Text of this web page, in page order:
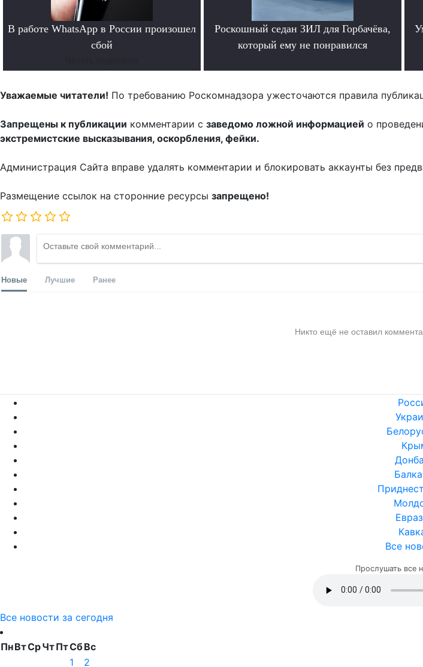
В работе WhatsApp в России произошел
сбой
Роскошный седан ЗИЛ для Горбачёва,
который ему не понравился
Уважаемые читатели! По требованию Роскомнадзора ужесточаются правила
Запрещены к публикации комментарии с заведомо ложной информацией о
экстремистские высказывания, оскорбления, фейки.
Администрация Сайта вправе удалять комментарии и блокировать аккаунты без
Размещение ссылок на сторонние ресурсы запрещено!
Новые Лучшие Ранее
Никто ещё не оставил
Все
Прослушать все
Все новости за сегодня
ПнВтСрЧтПтСбВс
1
2